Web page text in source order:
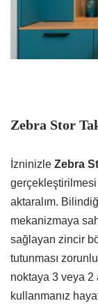
Zebra Stor
İzninizle Zebra
aktaralım.
mekanizmaya
sağlayan zincir
tutunması
noktaya 3 veya 2
kullanmanız